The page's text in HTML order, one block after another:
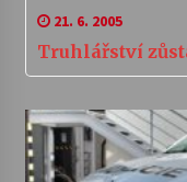
21. 6. 2005
Truhlářství